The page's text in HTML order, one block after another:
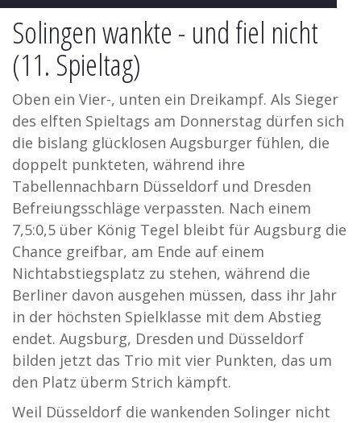
Solingen wankte - und fiel nicht
(11. Spieltag)
Oben ein Vier-, unten ein Dreikampf. Als Sieger
des elften Spieltags am Donnerstag dürfen sich
die bislang glücklosen Augsburger fühlen, die
doppelt punkteten, während ihre
Tabellennachbarn Düsseldorf und Dresden
Befreiungsschläge verpassten. Nach einem
7,5:0,5 über König Tegel bleibt für Augsburg die
Chance greifbar, am Ende auf einem
Nichtabstiegsplatz zu stehen, während die
Berliner davon ausgehen müssen, dass ihr Jahr
in der höchsten Spielklasse mit dem Abstieg
endet. Augsburg, Dresden und Düsseldorf
bilden jetzt das Trio mit vier Punkten, das um
den Platz überm Strich kämpft.
Weil Düsseldorf die wankenden Solinger nicht